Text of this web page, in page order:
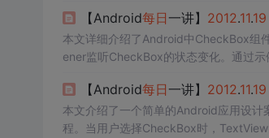
【Android每日 一讲】 2012.11.19
本文详细介绍了Android中CheckBox组
ener监听CheckBox的状态变化。通过示
【Android每日 一讲】 2012.11.19
本文介绍了一个简单的Android应用设
程。当用户选择CheckBox时，TextView